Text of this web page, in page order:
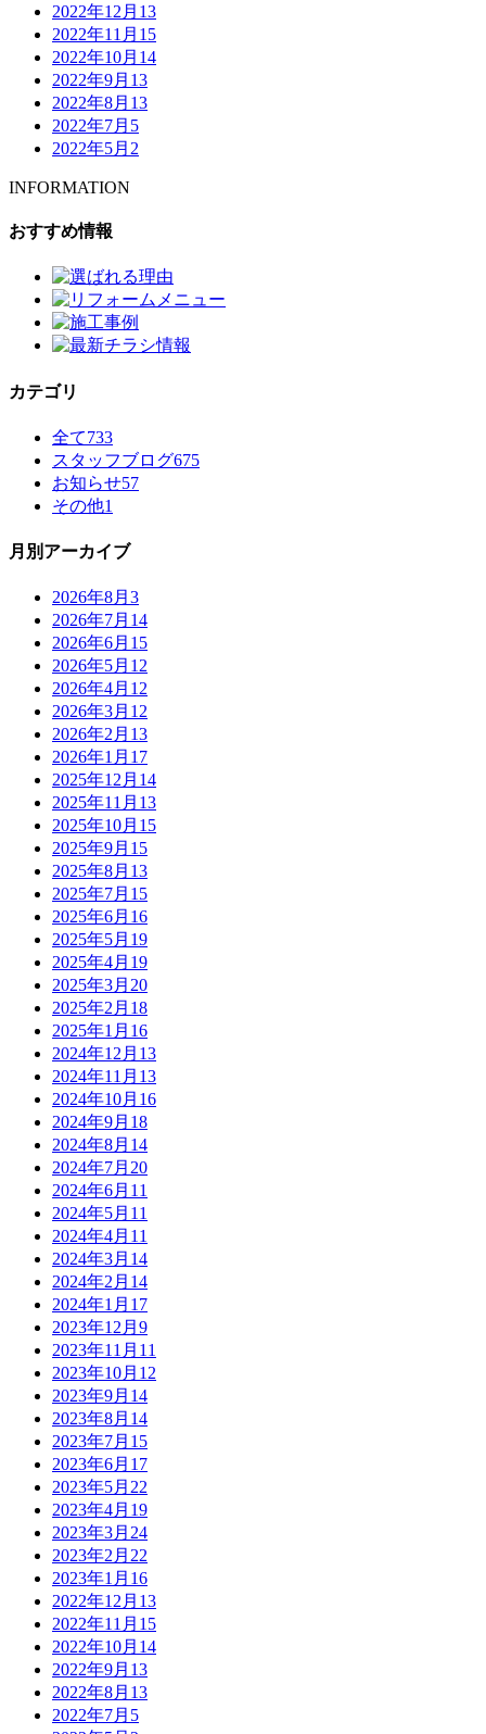
2022年12月 13
2022年11月 15
2022年10月 14
2022年9月 13
2022年8月 13
2022年7月 5
2022年5月 2
INFORMATION
おすすめ情報
カテゴリ
全て733
スタッフブログ675
お知らせ57
その他1
月別アーカイブ
2026年8月 3
2026年7月 14
2026年6月 15
2026年5月 12
2026年4月 12
2026年3月 12
2026年2月 13
2026年1月 17
2025年12月 14
2025年11月 13
2025年10月 15
2025年9月 15
2025年8月 13
2025年7月 15
2025年6月 16
2025年5月 19
2025年4月 19
2025年3月 20
2025年2月 18
2025年1月 16
2024年12月 13
2024年11月 13
2024年10月 16
2024年9月 18
2024年8月 14
2024年7月 20
2024年6月 11
2024年5月 11
2024年4月 11
2024年3月 14
2024年2月 14
2024年1月 17
2023年12月 9
2023年11月 11
2023年10月 12
2023年9月 14
2023年8月 14
2023年7月 15
2023年6月 17
2023年5月 22
2023年4月 19
2023年3月 24
2023年2月 22
2023年1月 16
2022年12月 13
2022年11月 15
2022年10月 14
2022年9月 13
2022年8月 13
2022年7月 5